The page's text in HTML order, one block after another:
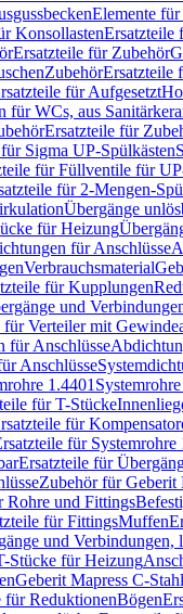
Elemente
KonsollastenErsatzteile
Ersatzteile für Zubehör
ZubehörErsatzteile
für Aufgesetzt
für WCs, aus
Ersatzteile für
Sigma UP-Spülkästen
für Füllventile für
für 2-Mengen-
Übergänge
für Heizung
für Anschlüsse
Verbrauchsmaterial
für Kupplungen
und
für Verteiler mit
für Anschlüsse
Anschlüsse
1.4401
für T-Stücke
für
für Systemrohre
Ersatzteile für
Zubehör für Geberit
Rohre und Fittings
für FittingsMuffen
und Verbindungen,
Stücke für Heizung
Geberit Mapress C-Stahl
für ReduktionenBögen